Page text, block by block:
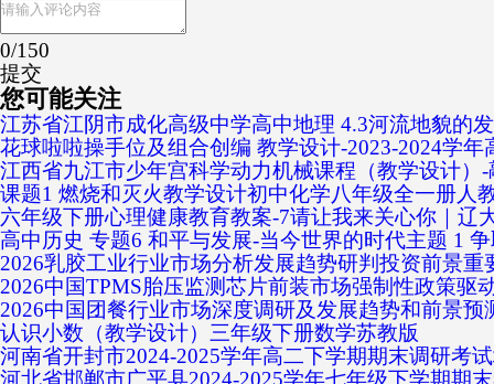
0/150
提交
您可能关注
江苏省江阴市成化高级中学高中地理 4.3河流地貌的
花球啦啦操手位及组合创编 教学设计-2023-2024学
江西省九江市少年宫科学动力机械课程（教学设计）-
课题1 燃烧和灭火教学设计初中化学八年级全一册人
六年级下册心理健康教育教案-7请让我来关心你｜辽
高中历史 专题6 和平与发展-当今世界的时代主题 1
2026乳胶工业行业市场分析发展趋势研判投资前景重
2026中国TPMS胎压监测芯片前装市场强制性政策驱
2026中国团餐行业市场深度调研及发展趋势和前景预
认识小数（教学设计）三年级下册数学苏教版
河南省开封市2024-2025学年高二下学期期末调研考
河北省邯郸市广平县2024-2025学年七年级下学期期